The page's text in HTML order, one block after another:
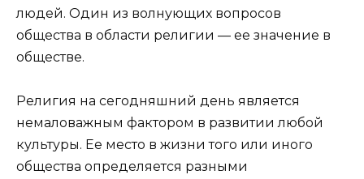
людей. Один из волнующих вопросов
общества в области религии — ее значение в
обществе.
Религия на сегодняшний день является
немаловажным фактором в развитии любой
культуры. Ее место в жизни того или иного
общества определяется разными